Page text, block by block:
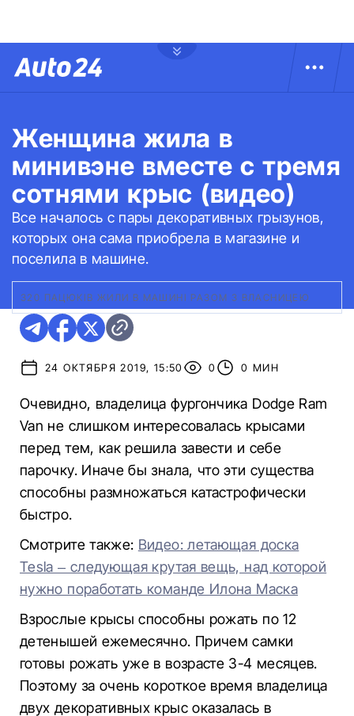
Женщина жила в
минивэне вместе с тремя
сотнями крыс (видео)
Все началось с пары декоративных грызунов,
которых она сама приобрела в магазине и
поселила в машине.
320 ПАЦЮКІВ ЖИЛИ В МАШИНІ РАЗОМ З ВЛАСНИЦЕЮ
24 ОКТЯБРЯ 2019, 15:50 0 0 МИН
Очевидно, владелица фургончика Dodge Ram
Van не слишком интересовалась крысами
перед тем, как решила завести и себе
парочку. Иначе бы знала, что эти существа
способны размножаться катастрофически
быстро.
Смотрите также: Видео: летающая доска
Tesla – следующая крутая вещь, над которой
нужно поработать команде Илона Маска
Взрослые крысы способны рожать по 12
детенышей ежемесячно. Причем самки
готовы рожать уже в возрасте 3-4 месяцев.
Поэтому за очень короткое время владелица
двух декоративных крыс оказалась в